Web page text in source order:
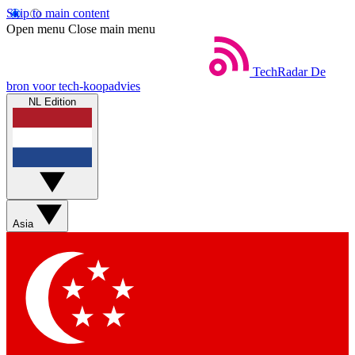
Skip to main content
Open menu Close main menu
TechRadar De
bron voor tech-koopadvies
NL Edition
Asia